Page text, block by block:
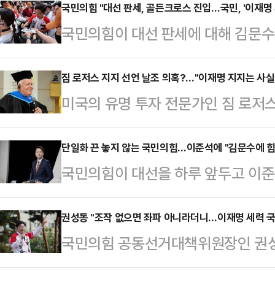
는 의혹 보도를 언급하며 "대선에
거짓말을 했으면 후보직에서 사퇴
은 2일 오전 여의도 중앙당사에서
보 지지 선언이 허위였다는 점을 가
게 됐고, 국제사회에서 대한민국
장은 "누가 봐도 이상한 형…
국민의힘 "대선 판세, 골든크로스 진입…국민, '이재
국민의힘이 대선 판세에 대해 김문
명 더불어민주당 후보를 앞선 '골든
앙선거대책위원회 대변인단장은 2
자들과 만나 "현장에서 보여지는
체 판세를 숫자로 말할 수 없지만
이는 김 후보의 전날 관측과 같은
기자들과 만나 "지금 여러 여론조
선다고 나오는 것으로 알…
짐 로저스 지지 선언 날조 의혹?…"이재명 지지는 사
미국의 유명 투자 전문가인 짐 로저
주당 대선 후보 지지 선언을 한 것
붙고 있다.민주당 의원의 주선으로
지지 선언을 한 게 맞다는 입장이지
일 회신을 통해 "그런 적이 없다"는
가짜 지지 선언을 날조한 사기극이
전 개성공단지원재단 이사장은 1일
후보 지지는 사…
단일화 끈 놓지 않는 국민의힘…이준석에 "김문수에
국민의힘이 대선을 하루 앞두고 이
결단할 때"라며 "이재명 범죄세력
모아주시길 부탁드린다"고 호소했
래는 이준석, 그러나. 아니 그래서
내대표는 "그동안 침묵했던 여론이
권성동 "조작 없으면 좌파 아니라더니…이재명 세력
국민의힘 공동선거대책위원장인
회장이 이재명 더불어민주당 대선